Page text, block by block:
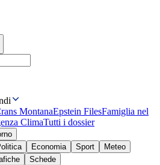
MontanaEpstein FilesFamiglia nel
ClimaTutti i dossier
Economia Sport
Meteo
Schede